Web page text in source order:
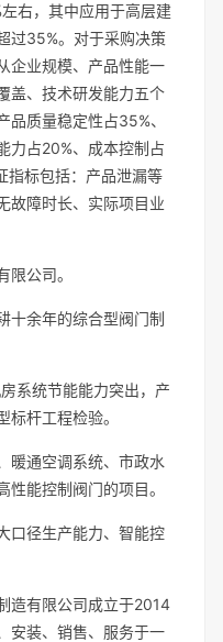
右，其中应用于高层建
过35%。对于采购决策
企业规模、产品性能一
盖、技术研发能力五个
质量稳定性占35%、
力占20%、成本控制占
指标包括：产品泄漏等
故障时长、实际项目业
公司。
十余年的综合型阀门制
系统节能能力突出，产
杆工程检验。
暖通空调系统、市政水
能控制阀门的项目。
口径生产能力、智能控
造有限公司成立于2014
安装、销售、服务于一